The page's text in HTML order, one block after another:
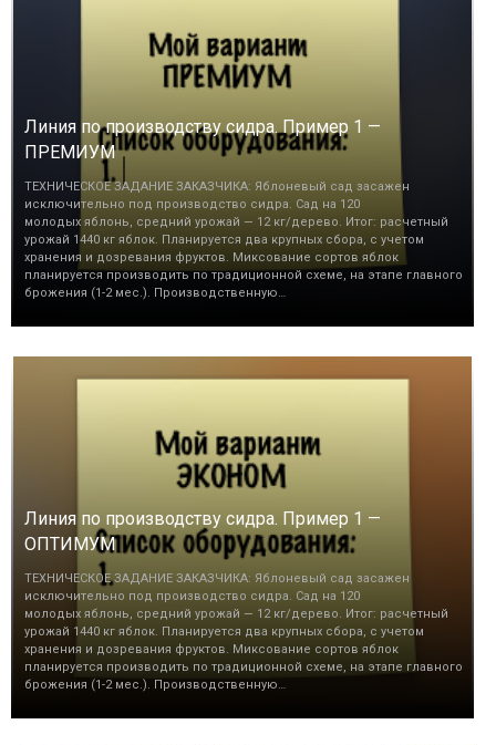
Линия по производству сидра. Пример 1 —
ПРЕМИУМ
ТЕХНИЧЕСКОЕ ЗАДАНИЕ ЗАКАЗЧИКА: Яблоневый сад засажен
исключительно под производство сидра. Сад на 120
молодых яблонь, средний урожай — 12 кг/дерево. Итог: расчетный
урожай 1440 кг яблок. Планируется два крупных сбора, с учетом
хранения и дозревания фруктов. Миксование сортов яблок
планируется производить по традиционной схеме, на этапе главного
брожения (1-2 мес.). Производственную…
Линия по производству сидра. Пример 1 —
ОПТИМУМ
ТЕХНИЧЕСКОЕ ЗАДАНИЕ ЗАКАЗЧИКА: Яблоневый сад засажен
исключительно под производство сидра. Сад на 120
молодых яблонь, средний урожай — 12 кг/дерево. Итог: расчетный
урожай 1440 кг яблок. Планируется два крупных сбора, с учетом
хранения и дозревания фруктов. Миксование сортов яблок
планируется производить по традиционной схеме, на этапе главного
брожения (1-2 мес.). Производственную…